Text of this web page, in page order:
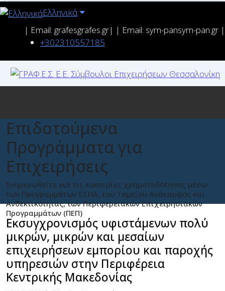
Ελληνικά
| Email: grafesgrafes.gr| | Email: sym-pansym-pan.gr |
+302310557185
Επιδοτούμενα
Προγράμματα για
Επιχειρήσεις
Ενημερωθείτε για τις ευκαιρίες χρηματοδότησης μέσω
των Προγραμμάτων ΕΣΠΑ, του Ταμείου Ανάκαμψης και
Ανθεκτικότητας, των Περιφερειακών Επιχειρησιακών
Προγραμμάτων (ΠΕΠ)
Εκσυγχρονισμός υφιστάμενων πολύ
μικρών, μικρών και μεσαίων
επιχειρήσεων εμπορίου και παροχής
υπηρεσιών στην Περιφέρεια
Κεντρικής Μακεδονίας